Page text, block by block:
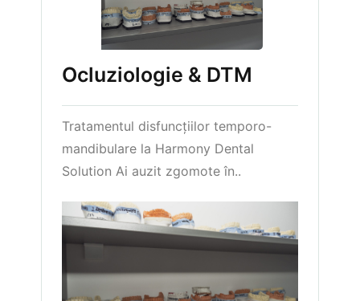
Ocluziologie & DTM
Tratamentul disfuncțiilor temporo-
mandibulare la Harmony Dental
Solution Ai auzit zgomote în..